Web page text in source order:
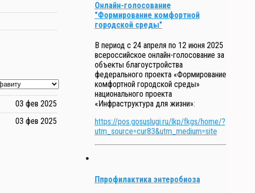
03 фев 2025
03 фев 2025
Онлайн-голосование
"Формирование комфортной
городской среды"
В период с 24 апреля по 12 июня 2025
всероссийское онлайн-голосование за
объекты благоустройства
федерального проекта «Формирование
комфортной городской среды»
национального проекта
«Инфраструктура для жизни»:
https://pos.gosuslugi.ru/lkp/fkgs/home/?
utm_source=cur83&utm_medium=site
Ппрофилактика энтеробиоза